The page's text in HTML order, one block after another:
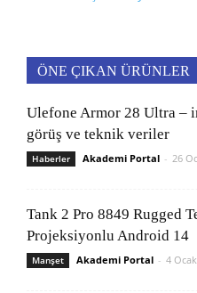
ÖNE ÇIKAN ÜRÜNLER
Ulefone Armor 28 Ultra –
görüş ve teknik veriler
Haberler Akademi Portal - 26
Tank 2 Pro 8849 Rugged
Projeksiyonlu Android 14
Manşet Akademi Portal - 4